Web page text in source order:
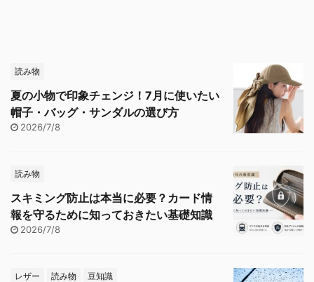
読み物
夏の小物で印象チェンジ！7月に使いたい
帽子・バッグ・サンダルの選び方
2026/7/8
読み物
スキミング防止は本当に必要？カード情
報を守るために知っておきたい基礎知識
2026/7/8
レザー 読み物 豆知識